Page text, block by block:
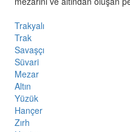
Trakyalı
Trak
Savaşçı
Süvari
Mezar
Altın
Yüzük
Hançer
Zırh